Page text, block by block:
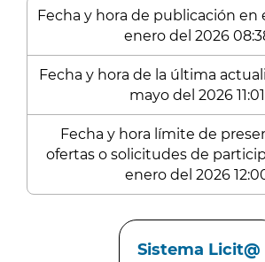
Fecha y hora de publicación en
enero del 2026
Fecha y hora de la última
mayo del 2026
Fecha y hora límite de
ofertas o solicitudes de
enero del 2026
Sistema Licit@